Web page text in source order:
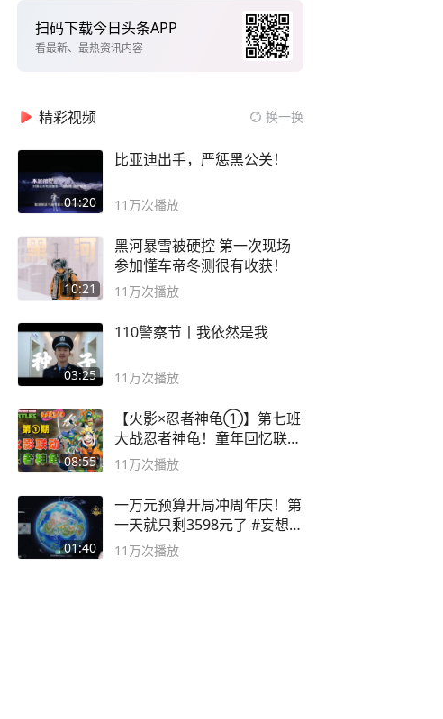
扫码下载今日头条APP
看最新、最热资讯内容
精彩视频 换一换
01:20
比亚迪出手，严惩黑公关！
11万次播放
10:21
黑河暴雪被硬控 第一次现场
参加懂车帝冬测很有收获！
11万次播放
03:25
110警察节丨我依然是我
11万次播放
08:55
【火影×忍者神龟①】第七班
大战忍者神龟！童年回忆联动
论武？
11万次播放
01:40
一万元预算开局冲周年庆！第
一天就只剩3598元了 #妄想山
海
11万次播放